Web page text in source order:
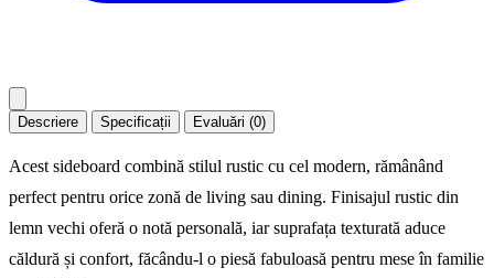
Descriere Specificații Evaluări (0)
Acest sideboard combină stilul rustic cu cel modern, rămânând
perfect pentru orice zonă de living sau dining. Finisajul rustic din
lemn vechi oferă o notă personală, iar suprafața texturată aduce
căldură și confort, făcându-l o piesă fabuloasă pentru mese în familie